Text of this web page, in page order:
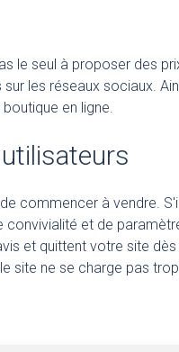
le seul à proposer des
les réseaux sociaux.
en ligne.
commencer à vendre. S'il
convivialité et de
et quittent votre site dès
site ne se charge pas trop